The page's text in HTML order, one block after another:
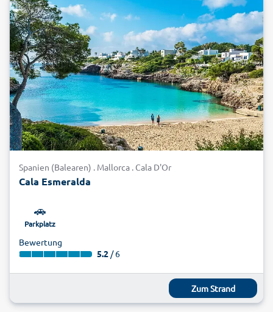
Spanien (Balearen) . Mallorca . Cala D'Or
Cala Esmeralda
🚗
Parkplatz
Bewertung
5.2 / 6
Zum Strand